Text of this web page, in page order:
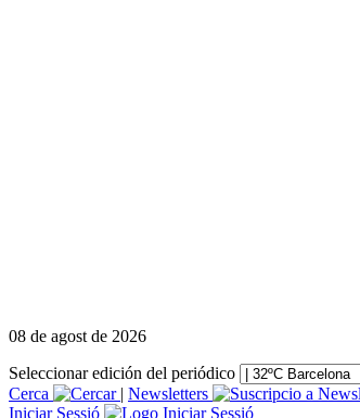
08 de agost de 2026
Seleccionar edición del periódico
Cerca
| Newsletters
Iniciar Sessió